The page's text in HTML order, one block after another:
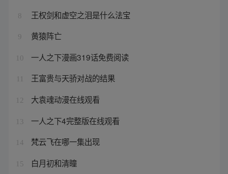
8 王权剑和虚空之泪是什么法宝
9 黄猿阵亡
10 一人之下漫画319话免费阅读
王富贵与天骄对战的结果
12 大袁魂动漫在线观看
13 一人之下4完整版在线观看
14 梵云飞在哪一集出现
15 白月初和清瞳